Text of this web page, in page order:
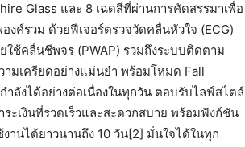
Glass และ 8 เฉดสีที่ผ่านการคัดสรรมาเพื่อ
ค์รวม ด้วยฟีเจอร์ตรวจวัดคลื่นหัวใจ (ECG)
ใช้คลื่นชีพจร (PWAP) รวมถึงระบบติดตาม
มเครียดอย่างแม่นยำ พร้อมโหมด Fall
ลังได้อย่างต่อเนื่องในทุกวัน ตอบรับไลฟ์สไตล์
เงินที่รวดเร็วและสะดวกสบาย พร้อมฟังก์ชัน
านได้ยาวนานถึง 10 วัน[2] มั่นใจได้ในทุก